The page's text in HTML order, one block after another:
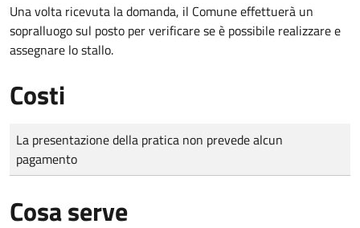
Una volta ricevuta la domanda, il Comune effettuerà un
sopralluogo sul posto per verificare se è possibile realizzare e
assegnare lo stallo.
Costi
Tipo di pagamento
Importo
La presentazione della pratica non prevede alcun
pagamento
Cosa serve